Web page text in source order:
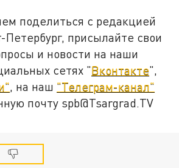
поделиться с редакцией
Петербург, присылайте свои
и новости на наши
сетях "Вконтакте",
, на наш "Телеграм-канал"
почту spb@Tsargrad.TV